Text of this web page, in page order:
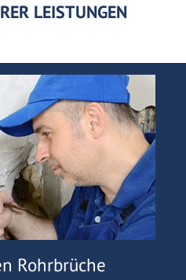
LEISTUNGEN
Rohrbrüche